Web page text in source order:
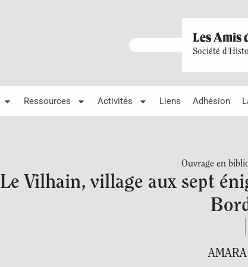
Les Amis
Société
Ressources Activités Liens Adhésion
Ouvrage en
Le Vilhain, village aux sept